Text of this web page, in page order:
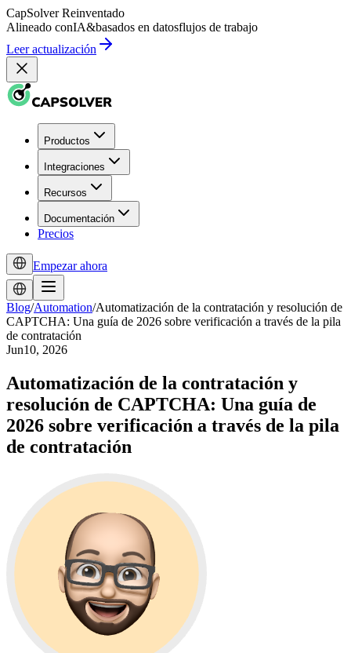
CapSolver Reinventado
Alineado conIA&basados en datosflujos de trabajo
Leer actualización
Productos
Integraciones
Recursos
Documentación
Precios
Empezar ahora
Blog/Automation/Automatización de la contratación y resolución de
CAPTCHA: Una guía de 2026 sobre verificación a través de la pila
de contratación
Jun10, 2026
Automatización de la contratación y
resolución de CAPTCHA: Una guía de
2026 sobre verificación a través de la pila
de contratación